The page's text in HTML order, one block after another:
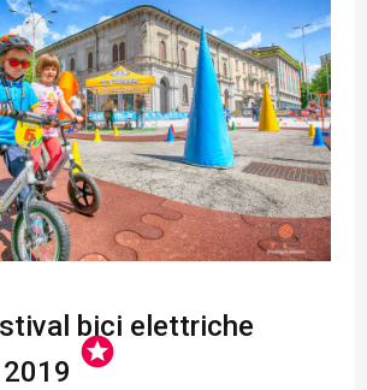
bici elettriche
stars